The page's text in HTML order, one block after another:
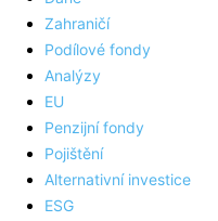
Zahraničí
Podílové fondy
Analýzy
EU
Penzijní fondy
Pojištění
Alternativní investice
ESG